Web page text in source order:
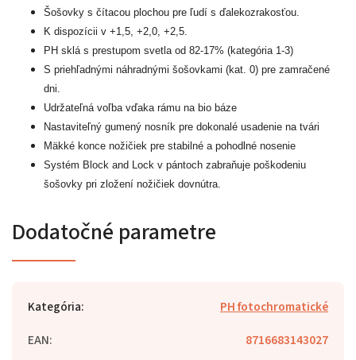
Šošovky s čítacou plochou pre ľudí s ďalekozrakosťou.
K dispozícii v +1,5, +2,0, +2,5.
PH sklá s prestupom svetla od 82-17% (kategória 1-3)
S priehľadnými náhradnými šošovkami (kat. 0) pre zamračené
dni.
Udržateľná voľba vďaka rámu na bio báze
Nastaviteľný gumený nosník pre dokonalé usadenie na tvári
Mäkké konce nožičiek pre stabilné a pohodlné nosenie
Systém Block and Lock v pántoch zabraňuje poškodeniu
šošovky pri zložení nožičiek dovnútra.
Dodatočné parametre
Kategória:
PH fotochromatické
EAN: 8716683143027